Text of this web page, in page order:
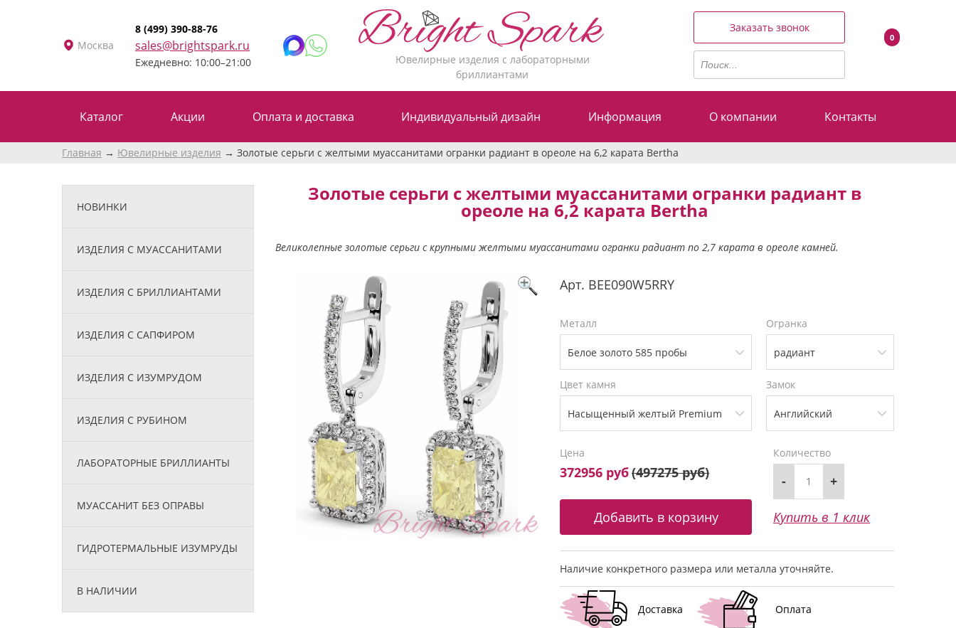
Москва
8 (499) 390-88-76
sales@brightspark.ru
Ежедневно: 10:00–21:00
Ювелирные изделия с лабораторными
бриллиантами
Заказать звонок
0
Каталог Акции Оплата и доставка Индивидуальный дизайн Информация О компании Контакты
Главная Ювелирные изделия Золотые серьги с желтыми муассанитами огранки радиант в ореоле на 6,2 карата Bertha
НОВИНКИ
ИЗДЕЛИЯ С МУАССАНИТАМИ
ИЗДЕЛИЯ С БРИЛЛИАНТАМИ
ИЗДЕЛИЯ С САПФИРОМ
ИЗДЕЛИЯ С ИЗУМРУДОМ
ИЗДЕЛИЯ С РУБИНОМ
ЛАБОРАТОРНЫЕ БРИЛЛИАНТЫ
МУАССАНИТ БЕЗ ОПРАВЫ
ГИДРОТЕРМАЛЬНЫЕ ИЗУМРУДЫ
В НАЛИЧИИ
Золотые серьги с желтыми муассанитами огранки радиант в
ореоле на 6,2 карата Bertha
Великолепные золотые серьги с крупными желтыми муассанитами огранки радиант по 2,7 карата в ореоле камней.
Арт. BEE090W5RRY
Металл Огранка
Цвет камня Замок
Цена
372956 руб(497275 руб)
Количество
- +
Купить в 1 клик
Наличие конкретного размера или металла уточняйте.
Доставка Оплата